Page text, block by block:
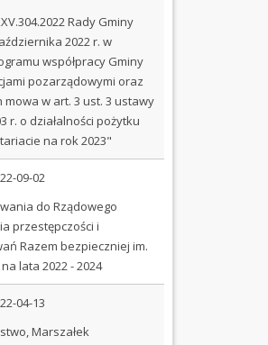
Rady Gminy
2022 r. w
współpracy Gminy
pozarządowymi oraz
w art. 3 ust. 3 ustawy
r. o działalności pożytku
na rok 2023"
09-02
do Rządowego
przestępczości i
Razem bezpieczniej im.
lata 2022 - 2024
04-13
Marszałek